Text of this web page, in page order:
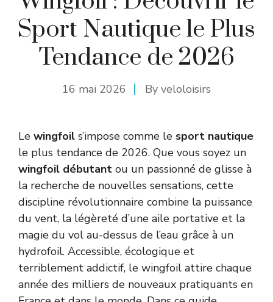
Sport Nautique le Plus
Tendance de 2026
16 mai 2026 By veloloisirs
Le wingfoil s’impose comme le sport nautique
le plus tendance de 2026. Que vous soyez un
wingfoil débutant ou un passionné de glisse à
la recherche de nouvelles sensations, cette
discipline révolutionnaire combine la puissance
du vent, la légèreté d’une aile portative et la
magie du vol au-dessus de l’eau grâce à un
hydrofoil. Accessible, écologique et
terriblement addictif, le wingfoil attire chaque
année des milliers de nouveaux pratiquants en